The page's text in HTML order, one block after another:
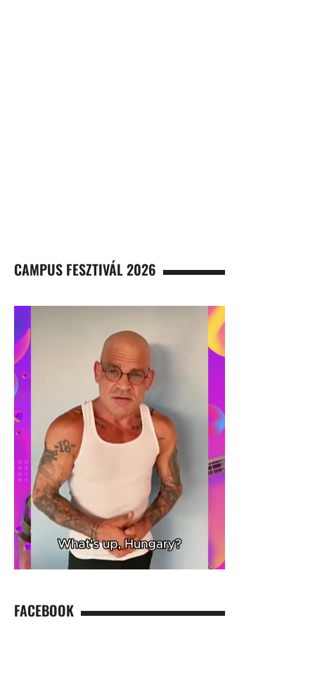
CAMPUS FESZTIVÁL 2026
FACEBOOK